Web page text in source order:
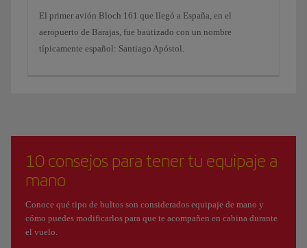
El primer avión Bloch 161 que llegó a España, en el
aeropuerto de Barajas, fue bautizado con un nombre
típicamente español: Santiago Apóstol.
10 consejos para tener tu equipaje a
mano
Conoce qué tipo de bultos son considerados equipaje de mano y
cómo puedes modificarlos para que te acompañen en cabina durante
el vuelo.